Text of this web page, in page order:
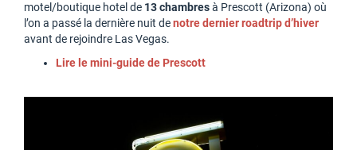
motel/boutique hotel de 13 chambresà Prescott (Arizona) où
l’on a passé la dernière nuit denotre dernier roadtrip d’hiver
avant de rejoindre Las Vegas.
Lire le mini-guide de Prescott